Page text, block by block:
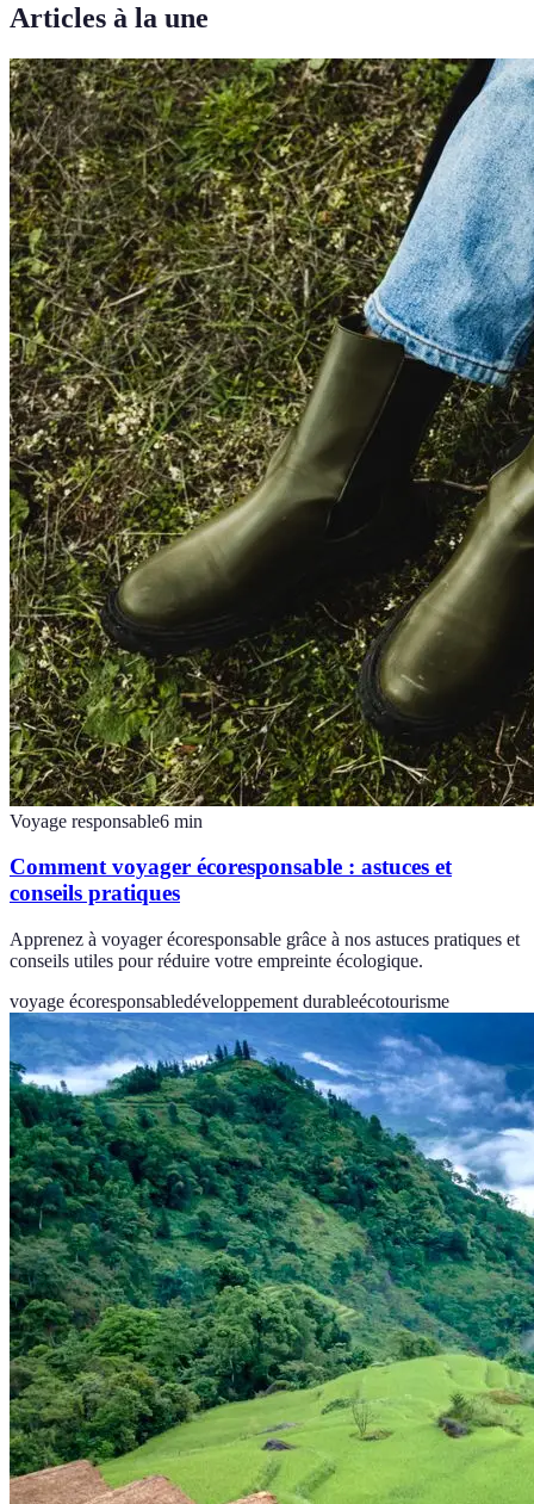
Articles à la une
Voyage responsable6 min
Comment voyager écoresponsable : astuces et
conseils pratiques
Apprenez à voyager écoresponsable grâce à nos astuces pratiques et
conseils utiles pour réduire votre empreinte écologique.
voyage écoresponsabledéveloppement durableécotourisme